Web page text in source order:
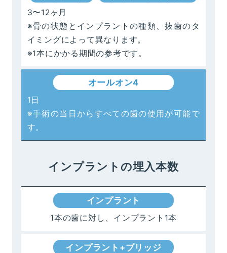
3〜12ヶ月
※骨の状態とインプラントの種類、抜歯のタ
イミングによって異なります。
※1本にかかる期間の参考です。
オールオン4
1日
※手術の当日からすべての歯の使用が可能で
す。
インプラントの埋入本数
インプラント
1本の歯に対し、インプラント1本
インプラント+ブリッジ